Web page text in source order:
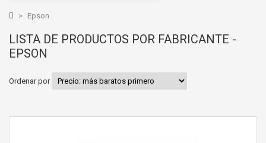
> Epson
LISTA DE PRODUCTOS POR FABRICANTE -
EPSON
Ordenar por